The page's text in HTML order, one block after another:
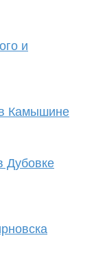
и
Камышине
Дубовке